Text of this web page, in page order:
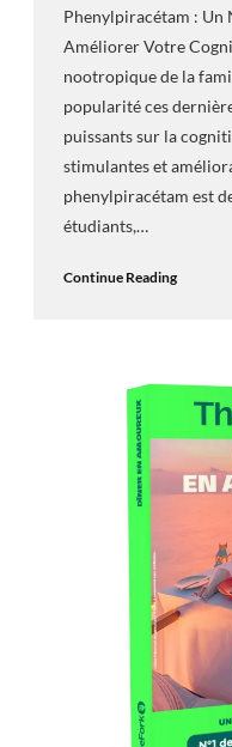
Phenylpiracétam :
Améliorer Votre
nootropique de la
popularité ces
puissants sur la
stimulantes et
phenylpiracétam est
étudiants,…
Continue Reading